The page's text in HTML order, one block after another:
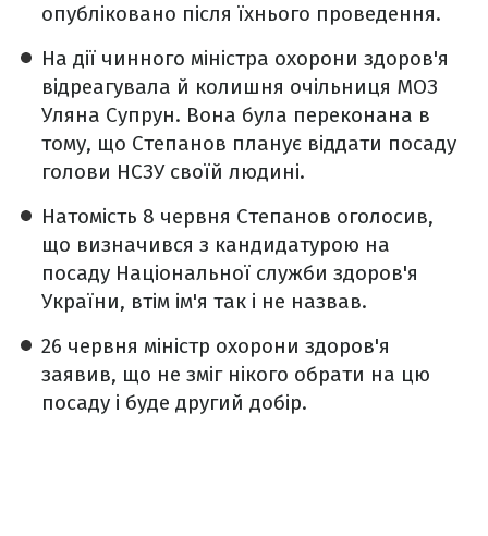
опубліковано після їхнього проведення.
На дії чинного міністра охорони здоров'я
відреагувала й колишня очільниця МОЗ
Уляна Супрун. Вона була переконана в
тому, що Степанов планує віддати посаду
голови НСЗУ своїй людині.
Натомість 8 червня Степанов оголосив,
що визначився з кандидатурою на
посаду Національної служби здоров'я
України, втім ім'я так і не назвав.
26 червня міністр охорони здоров'я
заявив, що не зміг нікого обрати на цю
посаду і буде другий добір.